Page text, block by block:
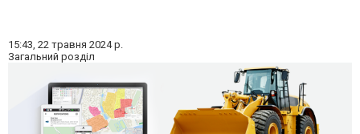
15:43, 22 травня 2024 р.
Загальний розділ